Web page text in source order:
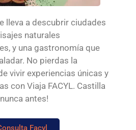
lleva a descubrir ciudades
naturales
y una gastronomía que
No pierdas la
vivir experiencias únicas y
con Viaja FACYL. Castilla
antes!
Facyl